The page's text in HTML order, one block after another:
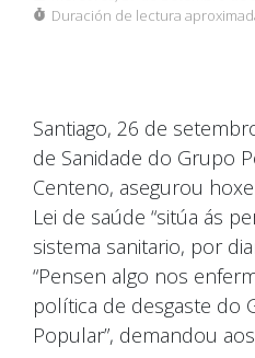
Duración de lectura
Santiago, 26 de
de Sanidade do Grupo
Centeno, asegurou
Lei de saúde “sitúa ás
sistema sanitario, por
“Pensen algo nos
política de desgaste do
Popular”, demandou